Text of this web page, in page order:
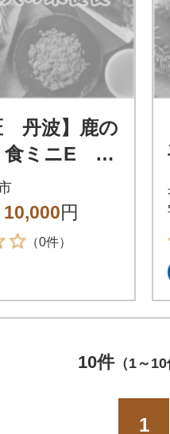
丹波】鹿の
食ミニE 40
10,000円
（0件）
10件（1～10
1